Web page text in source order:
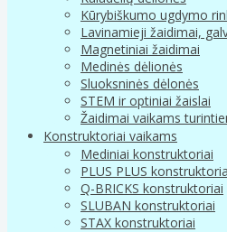
Kūrybiškumo ugdymo
Lavinamieji žaidimai,
Magnetiniai žaidimai
Medinės dėlionės
Sluoksninės dėlonės
STEM ir optiniai žaislai
Žaidimai vaikams
Konstruktoriai vaikams
Mediniai konstruktoriai
PLUS PLUS
Q-BRICKS konstruktoriai
SLUBAN konstruktoriai
STAX konstruktoriai